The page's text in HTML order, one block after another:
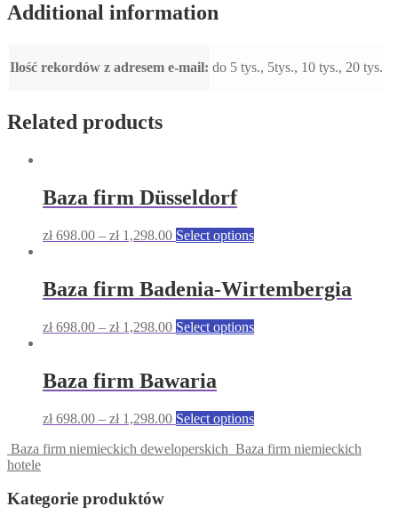
Additional information
Ilość rekordów z adresem e-mail: do 5 tys., 5tys., 10 tys., 20 tys.
Related products
Baza firm Düsseldorf
zł698.00 – zł1,298.00 Select optionsThis
multiple
variants.
options
the
product
page
Baza firm Badenia-Wirtembergia
zł698.00 – zł1,298.00 Select optionsThis
options
be
Baza firm Bawaria
zł698.00 – zł1,298.00 Select optionsThis
has
Baza firm niemieckich deweloperskich Baza firm niemieckich
hotele
Kategorie produktów